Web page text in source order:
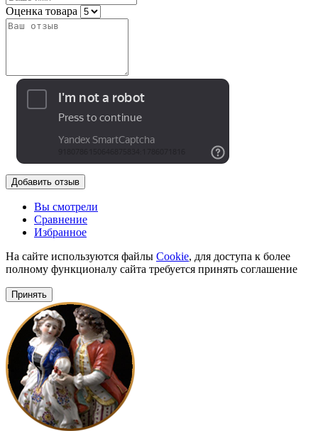
Оценка товара
Добавить отзыв
Вы смотрели
Сравнение
Избранное
На сайте используются файлы Cookie, для доступа к более
полному функционалу сайта требуется принять соглашение
Принять